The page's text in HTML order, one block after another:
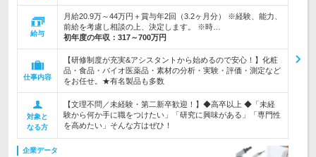
給与
月給20.9万～44万円＋賞与年2回（3.2ヶ月分） ※経験、能力、
前給を考慮し相談の上、決定します。 ※時…
初年度の年収： 317～700万円
仕事内容
【研修制度が充実&アシスタントから始めるので安心！】化粧
品・食品・バイオ医薬品・素材の分析・実験・評価・測定など
をお任せ。★有名製品も多数
対象と
なる方
【文理不問／未経験・第二新卒歓迎！】◆高卒以上 ◆「未経
験から何か手に職をつけたい」「研究に興味がある」「専門性
を高めたい」そんな方はぜひ！
企業データ